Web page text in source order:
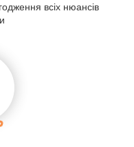
всіх нюансів